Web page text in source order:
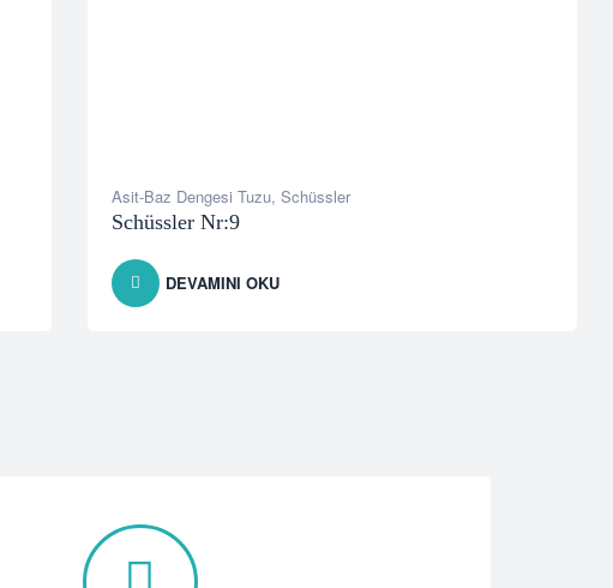
Asit-Baz Dengesi Tuzu, Schüssler
Schüssler Nr:9
DEVAMINI OKU